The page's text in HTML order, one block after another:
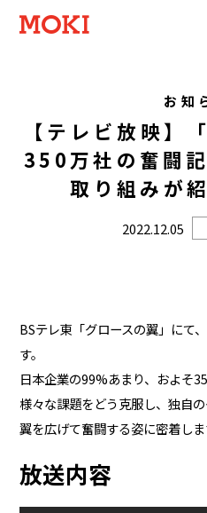
お知
【テレビ放映】
350万社の奮闘
取り組みが
2022.12.05
BSテレ東「グロースの翼」にて
す。
日本企業の99%あまり、およそ
様々な課題をどう克服し、独自の
翼を広げて奮闘する姿に密着しま
放送内容